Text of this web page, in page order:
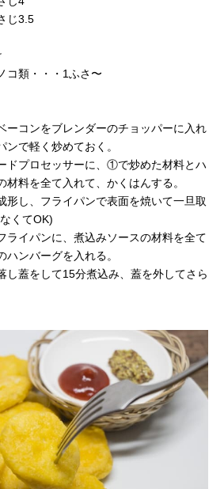
じ3.5
コ類・・・1ふさ〜
コンをブレンダーのチョッパーに入れ
で軽く炒めておく。
ドプロセッサーに、①で炒めた材料とハ
材料を全て入れて、かくはんする。
し、フライパンで表面を焼いて一旦取
くてOK)
イパンに、煮込みソースの材料を全て
ンバーグを入れる。
蓋をして15分煮込み、蓋を外してさら